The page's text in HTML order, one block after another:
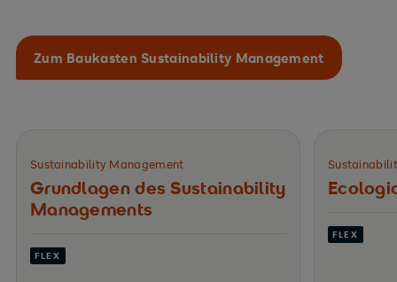
Zum Baukasten Sustainability Management
Sustainability Management
Grundlagen des ­Sustainability
Managements
FLEX
FLEX